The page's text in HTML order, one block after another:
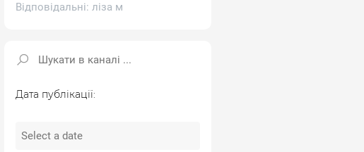
Відповідальні: ліза м
Дата публікації: